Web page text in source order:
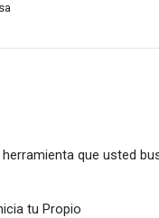
que usted
tu Propio